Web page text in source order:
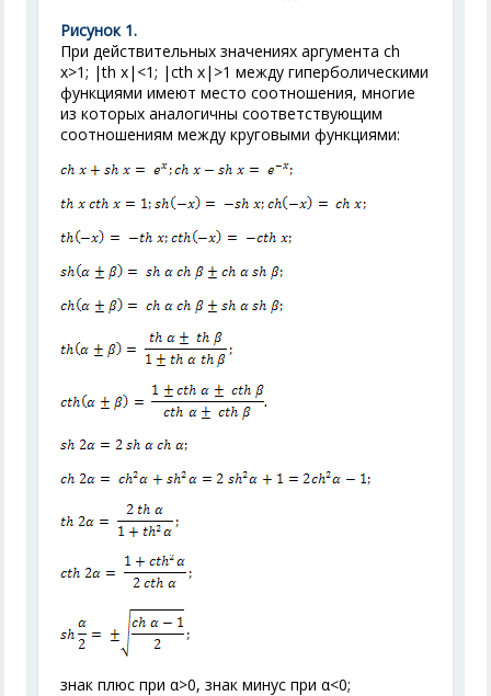
Рисунок 1.
При действительных значениях аргумента ch
x>1; |th x|<1; |cth x|>1 между гиперболическими
функциями имеют место соотношения, многие
из которых аналогичны соответствующим
соотношениям между круговыми функциями:
знак плюс при α>0, знак минус при α<0;